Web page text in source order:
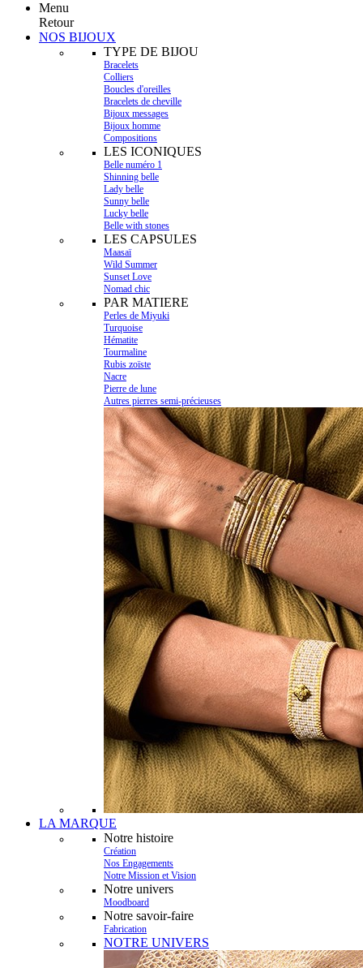
Menu
Retour
NOS BIJOUX
TYPE DE BIJOU
Bracelets
Colliers
Boucles d'oreilles
Bracelets de cheville
Bijoux messages
Bijoux homme
Compositions
LES ICONIQUES
Belle numéro 1
Shinning belle
Lady belle
Sunny belle
Lucky belle
Belle with stones
LES CAPSULES
Maasaï
Wild Summer
Sunset Love
Nomad chic
PAR MATIERE
Perles de Miyuki
Turquoise
Hématite
Tourmaline
Rubis zoïste
Nacre
Pierre de lune
Autres pierres semi-précieuses
LA MARQUE
Notre histoire
Création
Nos Engagements
Notre Mission et Vision
Notre univers
Moodboard
Notre savoir-faire
Fabrication
NOTRE UNIVERS